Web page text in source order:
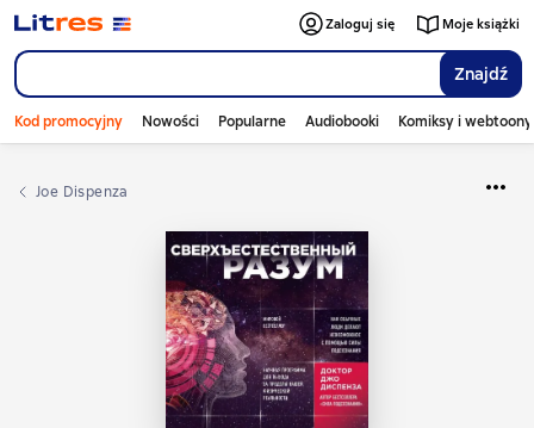
Znajdź
Zaloguj się Moje książki
Kod promocyjny Nowości Popularne Audiobooki Komiksy i webtoony
Joe Dispenza